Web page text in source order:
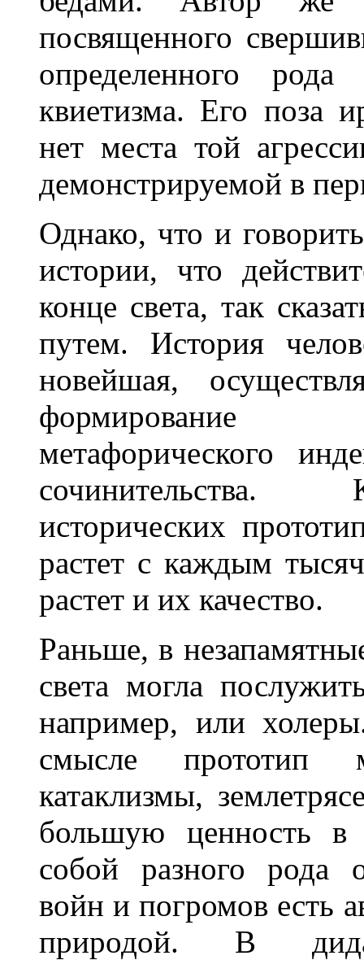
посвященного
определенного рода
квиетизма. Его поза
нет места той
демонстрируемой в
Однако, что и
истории, что
конце света, так
путем. История
новейшая,
формирование
метафорического
сочинительства.
исторических
растет с каждым
растет и их качество.
Раньше, в
света могла
например, или
смысле прототип
катаклизмы,
большую ценность в
собой разного рода
войн и погромов есть
природой. В